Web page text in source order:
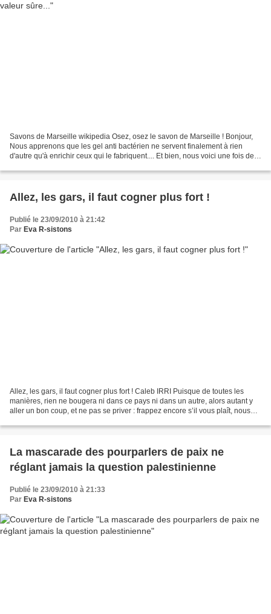
Savons de Marseille wikipedia Osez, osez le savon de Marseille ! Bonjour,
Nous apprenons que les gel anti bactérien ne servent finalement à rien
d'autre qu'à enrichir ceux qui le fabriquent.... Et bien, nous voici une fois de
Allez, les gars, il faut cogner plus fort !
Publié le 23/09/2010 à 21:42
Par Eva R-sistons
Allez, les gars, il faut cogner plus fort ! Caleb IRRI Puisque de toutes les
manières, rien ne bougera ni dans ce pays ni dans un autre, alors autant y
aller un bon coup, et ne pas se priver : frappez encore s’il vous plaît, nous
La mascarade des pourparlers de paix ne
réglant jamais la question palestinienne
Publié le 23/09/2010 à 21:33
Par Eva R-sistons